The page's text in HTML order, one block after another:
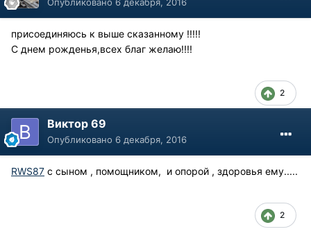
присоединяюсь к выше сказанному !!!!!
С днем рожденья,всех благ желаю!!!!
2
Виктор 69
Опубликовано 6 декабря, 2016
RWS87 ​ с сыном , помощником, и опорой , здоровья ему.....
2